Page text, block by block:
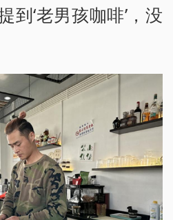
到‘老男孩咖啡’，没